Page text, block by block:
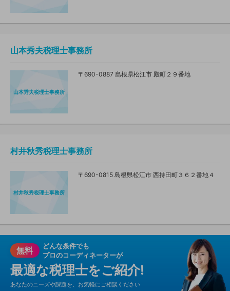
山本秀夫税理士事務所
山本秀夫税理士事務所
〒690-0887 島根県松江市 殿町２９番地
村井秋秀税理士事務所
村井秋秀税理士事務所
〒690-0815 島根県松江市 西持田町３６２番地４
無料
どんな条件でも
プロのコーディネーターが
最適な税理士をご紹介!
あなたのニーズや課題を、お気軽にご相談ください